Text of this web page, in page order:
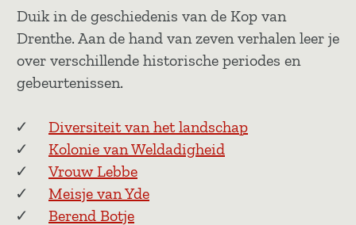
Duik in de geschiedenis van de Kop van
Drenthe. Aan de hand van zeven verhalen leer je
over verschillende historische periodes en
gebeurtenissen.
Diversiteit van het landschap
Kolonie van Weldadigheid
Vrouw Lebbe
Meisje van Yde
Berend Botje